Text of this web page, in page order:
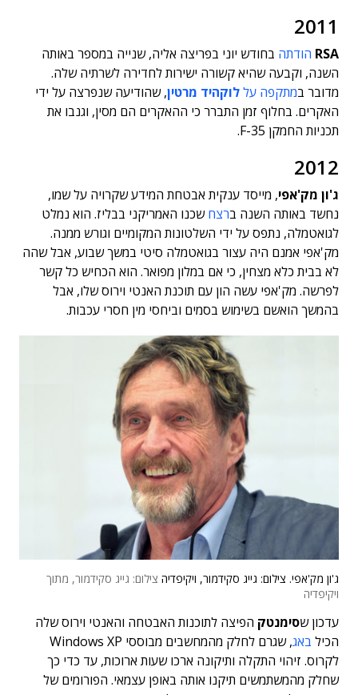
2011
RSA הודתה בחודש יוני בפריצה אליה, שנייה במספר באותה
השנה, וקבעה שהיא קשורה ישירות לחדירה לשרתיה שלה.
מדובר במתקפה עללוקהיד מרטין, שהודיעה שנפרצה על ידי
האקרים. בחלוף זמן התברר כי ההאקרים הם מסין, וגנבו את
תכניות החמקן F-35.
2012
ג'ון מק'אפי, מייסד ענקית אבטחת המידע שקרויה על שמו,
נחשד באותה השנה ברצחשכנו האמריקני בבליז. הוא נמלט
לגואטמלה, נתפס על ידי השלטונות המקומיים וגורש ממנה.
מק'אפי אמנם היה עצור בגואטמלה סיטי במשך שבוע, אבל שהה
לא בבית כלא מצחין, כי אם במלון מפואר. הוא הכחיש כל קשר
לפרשה. מק'אפי עשה הון עם תוכנת האנטי וירוס שלו, אבל
בהמשך הואשם בשימוש בסמים וביחסי מין חסרי עכבות.
ג'ון מק'אפי. צילום: גייג סקידמור, ויקיפדיה צילום: גייג סקידמור, מתוך
ויקיפדיה
עדכון שסימנטק הפיצה לתוכנות האבטחה והאנטי וירוס שלה
הכיל באג
, שגרם לחלק מהמחשבים מבוססי Windows XP
לקרוס. זיהוי התקלה ותיקונה ארכו שעות ארוכות, עד כדי כך
שחלק מהמשתמשים תיקנו אותה באופן עצמאי. הפורומים של